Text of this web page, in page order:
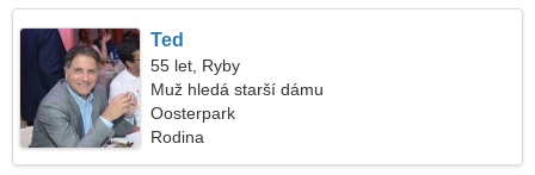
Ted
55 let, Ryby
Muž hledá starší dámu
Oosterpark
Rodina